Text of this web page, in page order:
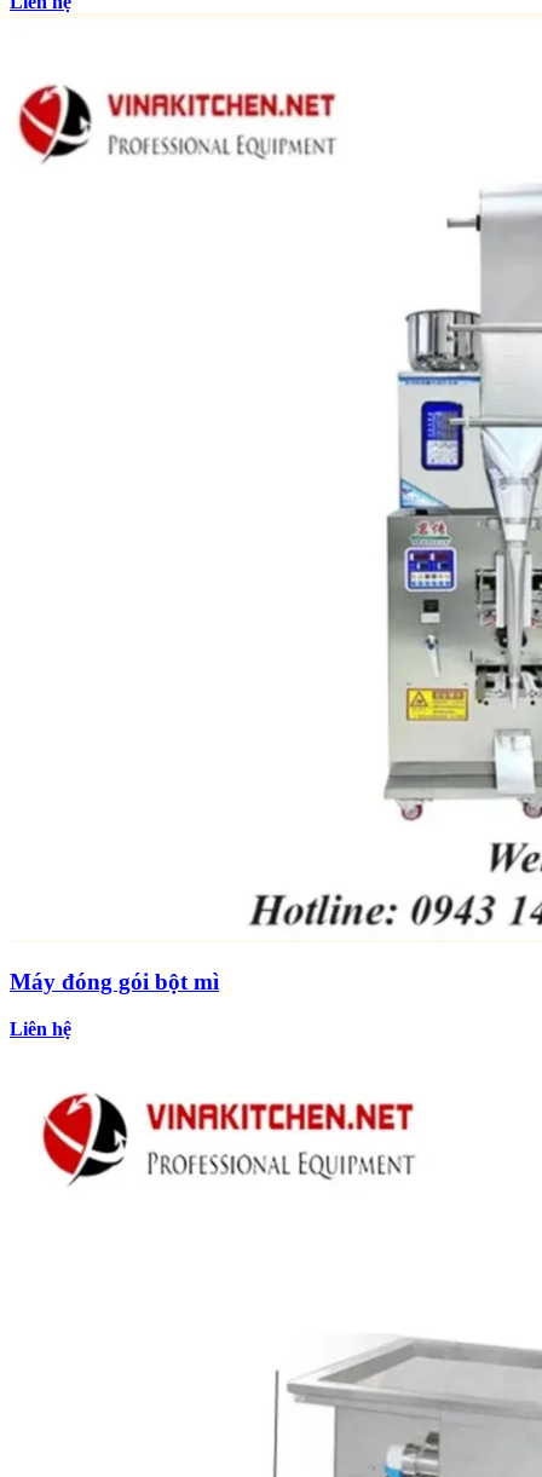
Máy đóng gói bột mì
Liên hệ